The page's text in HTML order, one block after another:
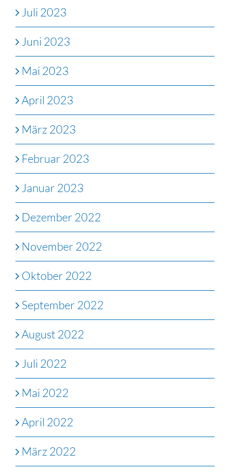
Juli 2023
Juni 2023
Mai 2023
April 2023
März 2023
Februar 2023
Januar 2023
Dezember 2022
November 2022
Oktober 2022
September 2022
August 2022
Juli 2022
Mai 2022
April 2022
März 2022